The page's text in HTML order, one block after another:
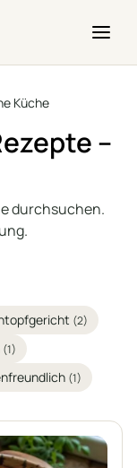
Küche
–
durchsuchen.
(2)
(1)
(1)